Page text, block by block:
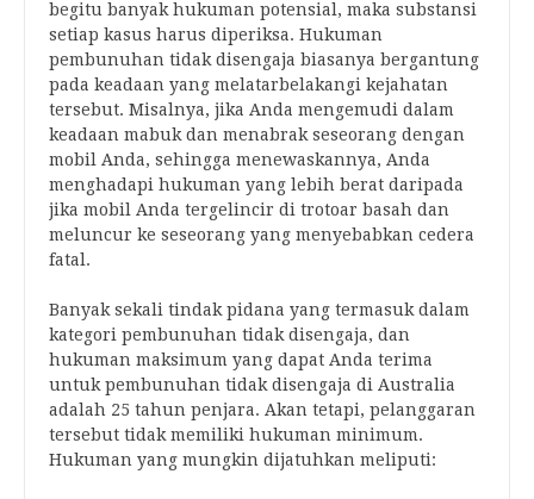
begitu banyak hukuman potensial, maka substansi
setiap kasus harus diperiksa. Hukuman
pembunuhan tidak disengaja biasanya bergantung
pada keadaan yang melatarbelakangi kejahatan
tersebut. Misalnya, jika Anda mengemudi dalam
keadaan mabuk dan menabrak seseorang dengan
mobil Anda, sehingga menewaskannya, Anda
menghadapi hukuman yang lebih berat daripada
jika mobil Anda tergelincir di trotoar basah dan
meluncur ke seseorang yang menyebabkan cedera
fatal.
Banyak sekali tindak pidana yang termasuk dalam
kategori pembunuhan tidak disengaja, dan
hukuman maksimum yang dapat Anda terima
untuk pembunuhan tidak disengaja di Australia
adalah 25 tahun penjara. Akan tetapi, pelanggaran
tersebut tidak memiliki hukuman minimum.
Hukuman yang mungkin dijatuhkan meliputi: